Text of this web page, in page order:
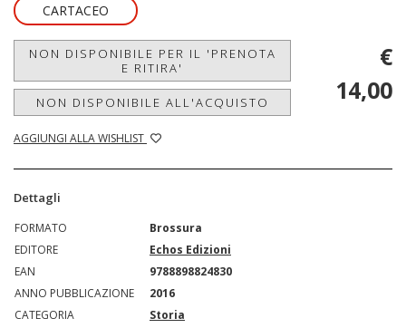
CARTACEO
NON DISPONIBILE PER IL 'PRENOTA
E RITIRA'
NON DISPONIBILE ALL'ACQUISTO
AGGIUNGI ALLA WISHLIST
€
14,00
Dettagli
FORMATO
Brossura
EDITORE
Echos Edizioni
EAN
9788898824830
ANNO PUBBLICAZIONE
2016
CATEGORIA
Storia